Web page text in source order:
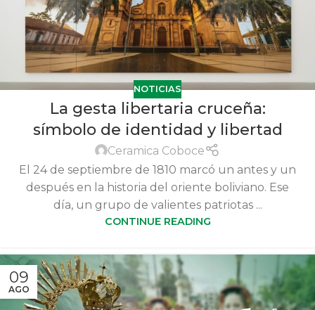
NOTICIAS
La gesta libertaria cruceña:
símbolo de identidad y libertad
Ceramica Coboce
El 24 de septiembre de 1810 marcó un antes y un
después en la historia del oriente boliviano. Ese
día, un grupo de valientes patriotas ...
CONTINUE READING
09
AGO